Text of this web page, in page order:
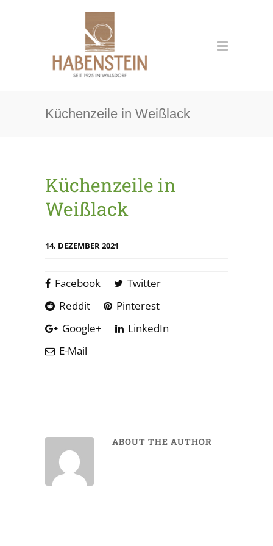
Küchenzeile in Weißlack
Küchenzeile in
Weißlack
14. DEZEMBER 2021
Facebook
Twitter
Reddit
Pinterest
Google+
LinkedIn
E-Mail
ABOUT THE AUTHOR